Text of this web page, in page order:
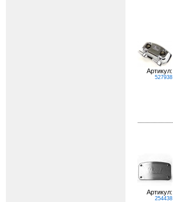
Артикул:
527938
Артикул:
254438